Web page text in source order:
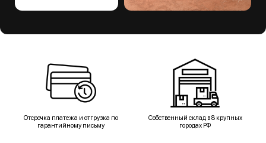
Отсрочка платежа и отгрузка по
гарантийному письму
Собственный склад в 8 крупных
городах РФ